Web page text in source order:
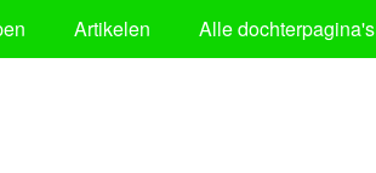
Artikelen Alle dochterpagina's